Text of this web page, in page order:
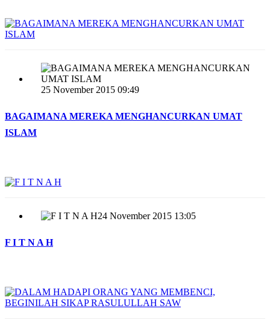
25 November 2015 09:49
BAGAIMANA MEREKA MENGHANCURKAN UMAT
ISLAM
24 November 2015 13:05
F I T N A H